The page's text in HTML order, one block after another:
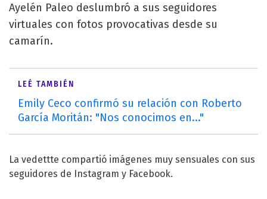
Ayelén Paleo deslumbró a sus seguidores
virtuales con fotos provocativas desde su
camarín.
LEÉ TAMBIÉN
Emily Ceco confirmó su relación con Roberto
García Moritán: "Nos conocimos en..."
La vedettte compartió imágenes muy sensuales con sus
seguidores de Instagram y Facebook.